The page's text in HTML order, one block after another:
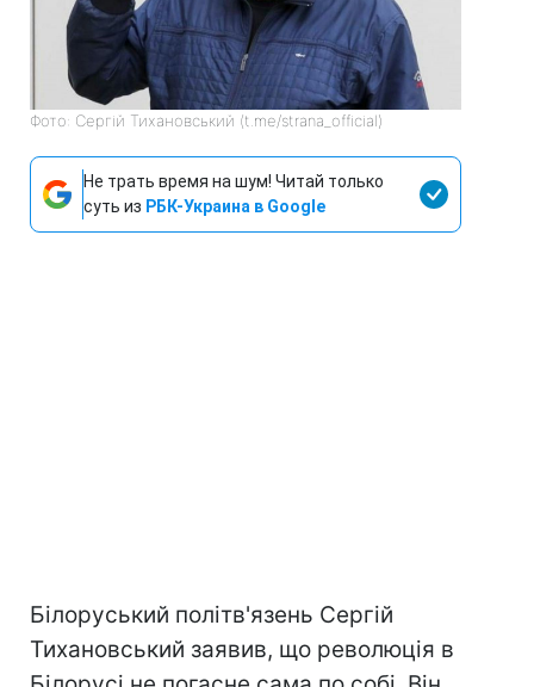
Фото: Сергій Тихановський (t.me/strana_official)
Не трать время на шум! Читай только
суть из РБК-Украина в Google
Білоруський політв'язень Сергій
Тихановський заявив, що революція в